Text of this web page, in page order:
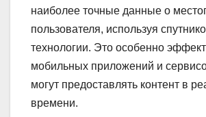
наиболее точные данные о
пользователя, используя
технологии. Это особенно
мобильных приложений и
могут предоставлять контент в
времени.